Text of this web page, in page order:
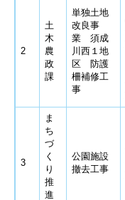
2
土
木
農
政
課
単独土地
改良事
業 須成
川西１地
区 防護
柵補修工
事
3
ま
ち
づ
く
り
推
進
公園施設
撤去工事